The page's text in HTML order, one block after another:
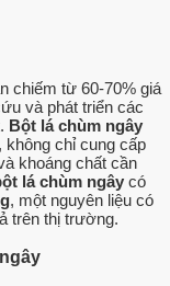
chiếm từ 60-70% giá
và phát triển các
Bột lá chùm ngây
chỉ cung cấp
khoáng chất cần
lá chùm ngây có
, một nguyên liệu có
trên thị trường.